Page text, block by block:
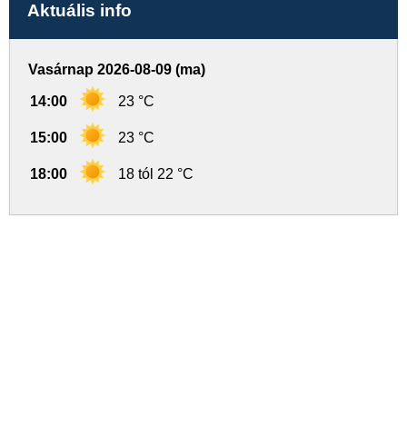
Aktuális info
Vasárnap 2026-08-09 (ma)
14:00 23 °C
15:00 23 °C
18:00 18 tól 22 °C